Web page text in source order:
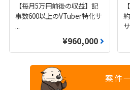
【毎月5万円前後の収益】記
事数600以上のVTuber特化サ
...
¥960,000
案件